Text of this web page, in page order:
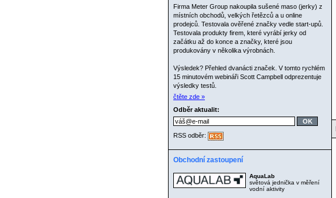
Firma Meter Group nakoupila sušené maso (jerky) z
místních obchodů, velkých řetězců a u online
prodejců. Testovala ověřené značky vedle start-upů.
Testovala produkty firem, které vyrábí jerky od
začátku až do konce a značky, které jsou
produkovány v několika výrobnách.
Výsledek? Přehled dvanácti značek. V tomto rychlém
15 minutovém webináři Scott Campbell odprezentuje
výsledky testů.
čtěte zde »
Odběr aktualit:
RSS odběr:
Obchodní zastoupení
AquaLab
světová jednička v měření
vodní aktivity